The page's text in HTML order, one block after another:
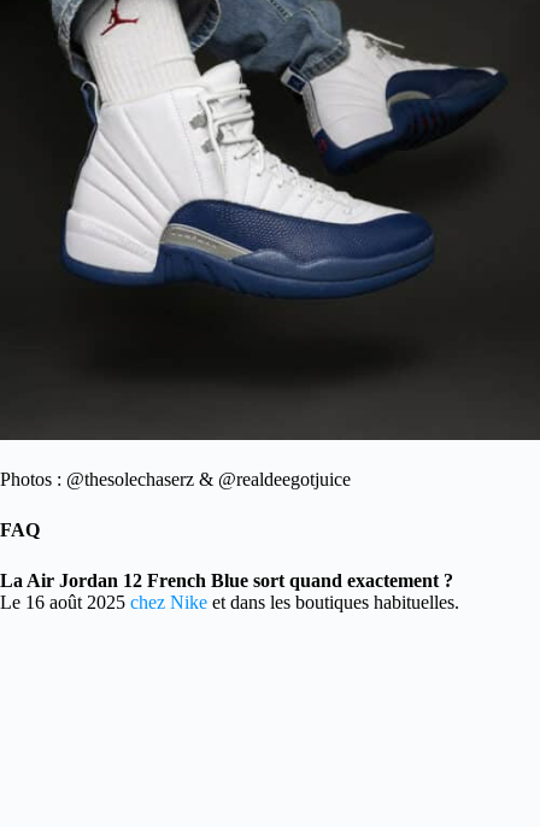
Photos : @thesolechaserz & @realdeegotjuice
FAQ
La Air Jordan 12 French Blue sort quand exactement ?
Le 16 août 2025 chez Nike et dans les boutiques habituelles.